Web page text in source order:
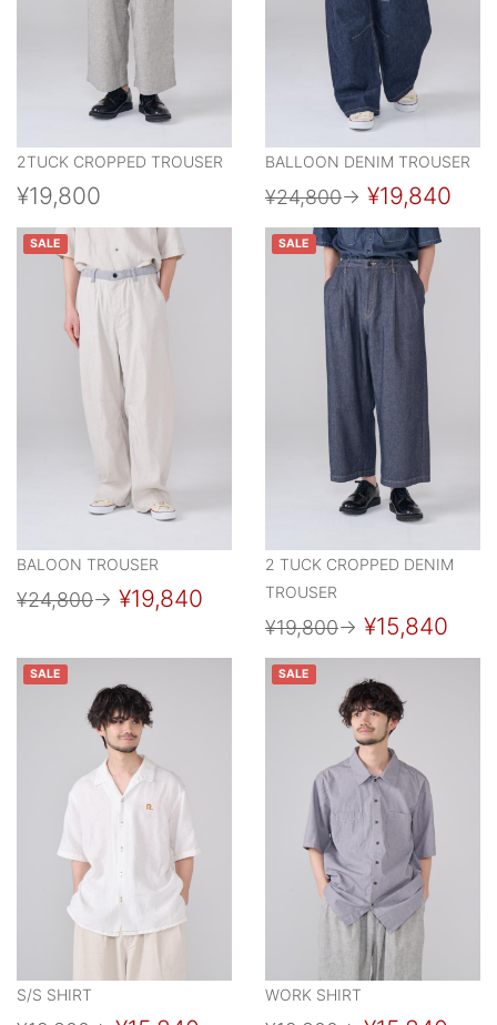
2TUCK CROPPED TROUSER
¥19,800
BALLOON DENIM TROUSER
¥24,800→ ¥19,840
SALE
BALOON TROUSER
¥24,800→ ¥19,840
SALE
2 TUCK CROPPED DENIM
TROUSER
¥19,800→ ¥15,840
SALE
S/S SHIRT
SALE
WORK SHIRT